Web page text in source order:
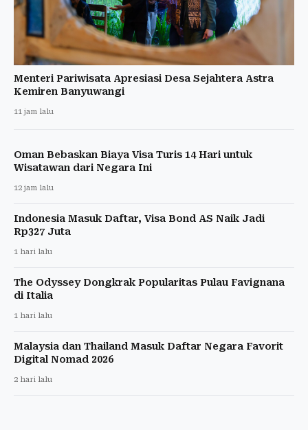
Menteri Pariwisata Apresiasi Desa Sejahtera Astra
Kemiren Banyuwangi
11 jam lalu
Oman Bebaskan Biaya Visa Turis 14 Hari untuk
Wisatawan dari Negara Ini
12 jam lalu
Indonesia Masuk Daftar, Visa Bond AS Naik Jadi
Rp327 Juta
1 hari lalu
The Odyssey Dongkrak Popularitas Pulau Favignana
di Italia
1 hari lalu
Malaysia dan Thailand Masuk Daftar Negara Favorit
Digital Nomad 2026
2 hari lalu